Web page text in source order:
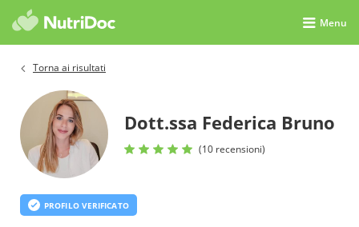
Menu
Torna ai risultati
Dott.ssa Federica Bruno
(10 recensioni)
PROFILO VERIFICATO